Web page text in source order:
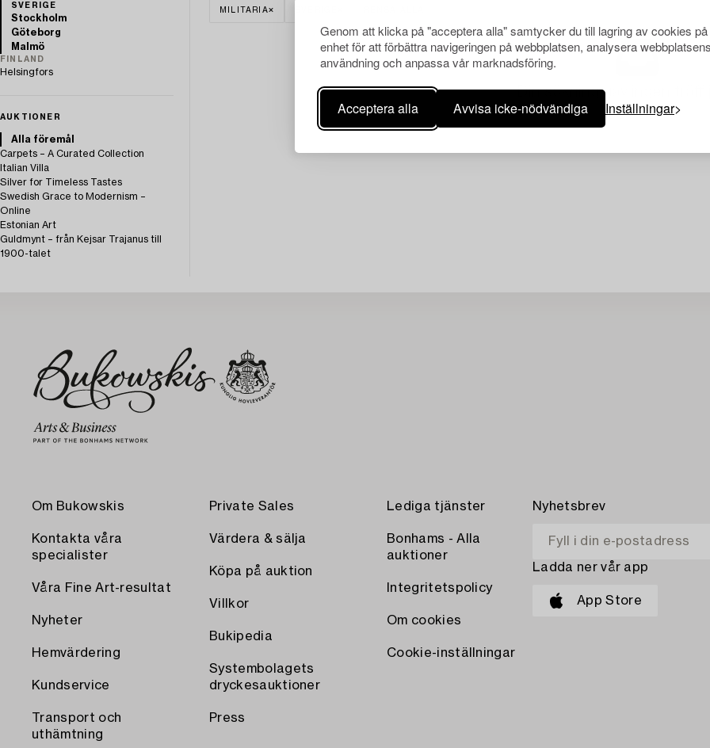
Genom att klicka på "acceptera alla" samtycker du till lagring av cookies
enhet för att förbättra navigeringen på webbplatsen, analysera webbplatsens
användning och anpassa vår marknadsföring.
Acceptera alla Avvisa icke-nödvändiga Inställningar
SVERIGE
Stockholm
Göteborg
Malmö
FINLAND
Helsingfors
AUKTIONER
Alla föremål
Carpets – A Curated Collection
Italian Villa
Silver for Timeless Tastes
Swedish Grace to Modernism –
Online
Estonian Art
Guldmynt – från Kejsar Trajanus till
1900-talet
MILITARIA
Din sökning gav ingen träff
Om Bukowskis
Kontakta våra
specialister
Våra Fine Art-resultat
Nyheter
Hemvärdering
Kundservice
Transport och
uthämtning
Private Sales
Värdera & sälja
Köpa på auktion
Villkor
Bukipedia
Systembolagets
dryckesauktioner
Press
Lediga tjänster
Bonhams - Alla
auktioner
Integritetspolicy
Om cookies
Cookie-inställningar
Nyhetsbrev
Ladda ner vår app
App Store